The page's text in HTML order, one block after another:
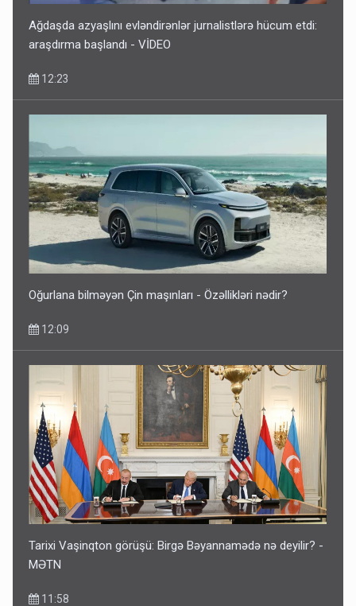
Ağdaşda azyaşlını evləndirənlər jurnalistlərə hücum etdi:
araşdırma başlandı - VİDEO
12:23
Oğurlana bilməyən Çin maşınları - Özəllikləri nədir?
12:09
Tarixi Vaşinqton görüşü: Birgə Bəyannamədə nə deyilir? -
MƏTN
11:58